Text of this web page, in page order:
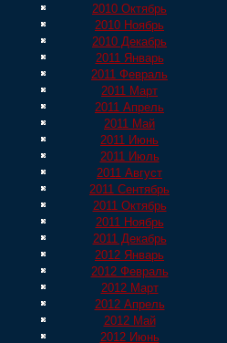
2010 Октябрь
2010 Ноябрь
2010 Декабрь
2011 Январь
2011 Февраль
2011 Март
2011 Апрель
2011 Май
2011 Июнь
2011 Июль
2011 Август
2011 Сентябрь
2011 Октябрь
2011 Ноябрь
2011 Декабрь
2012 Январь
2012 Февраль
2012 Март
2012 Апрель
2012 Май
2012 Июнь